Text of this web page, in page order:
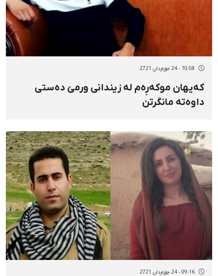
10:58 - 24 جۆزەردان 2721
کەیهان موکەڕەم لە زیندانی ورمێ دەستی
داوەتە مانگرتن
09:16 - 24 جۆزەردان 2721